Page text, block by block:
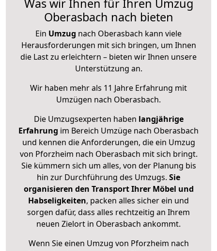
Was wir Ihnen für Ihren Umzug
Oberasbach nach bieten
Ein Umzug nach Oberasbach kann viele
Herausforderungen mit sich bringen, um Ihnen
die Last zu erleichtern – bieten wir Ihnen unsere
Unterstützung an.
Wir haben mehr als 11 Jahre Erfahrung mit
Umzügen nach Oberasbach.
Die Umzugsexperten haben langjährige
Erfahrung im Bereich Umzüge nach Oberasbach
und kennen die Anforderungen, die ein Umzug
von Pforzheim nach Oberasbach mit sich bringt.
Sie kümmern sich um alles, von der Planung bis
hin zur Durchführung des Umzugs. Sie
organisieren den Transport Ihrer Möbel und
Habseligkeiten, packen alles sicher ein und
sorgen dafür, dass alles rechtzeitig an Ihrem
neuen Zielort in Oberasbach ankommt.
Wenn Sie einen Umzug von Pforzheim nach